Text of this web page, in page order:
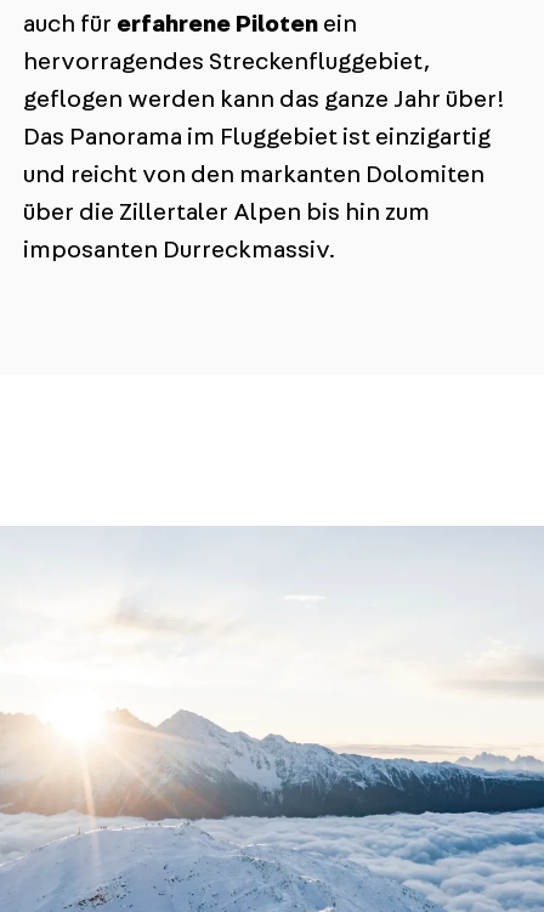
auch für erfahrene Piloten ein
hervorragendes Streckenfluggebiet,
geflogen werden kann das ganze Jahr über!
Das Panorama im Fluggebiet ist einzigartig
und reicht von den markanten Dolomiten
über die Zillertaler Alpen bis hin zum
imposanten Durreckmassiv.